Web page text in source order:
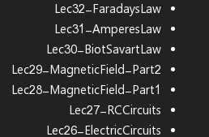
Lec32-FaradaysLaw
Lec31-AmperesLaw
Lec30-BiotSavartLaw
Lec29-MagneticField-Part2
Lec28-MagneticField-Part1
Lec27-RCCircuits
Lec26-ElectricCircuits